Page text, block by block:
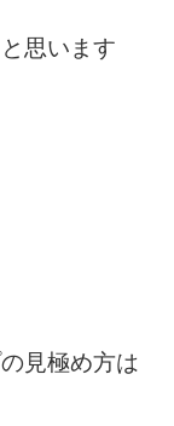
思います
見極め方は